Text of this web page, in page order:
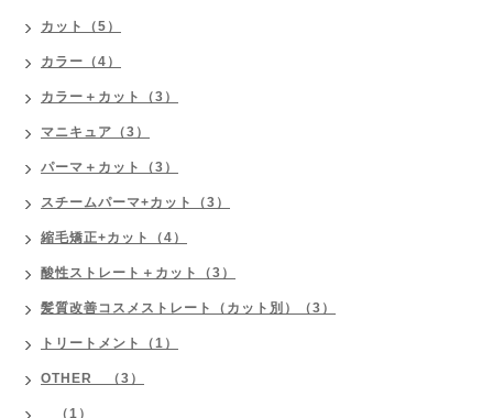
カット（5）
カラー（4）
カラー＋カット（3）
マニキュア（3）
パーマ＋カット（3）
スチームパーマ+カット（3）
縮毛矯正+カット（4）
酸性ストレート＋カット（3）
髪質改善コスメストレート（カット別）（3）
トリートメント（1）
OTHER （3）
（1）